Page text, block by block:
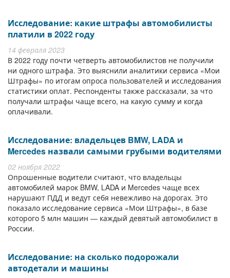
Исследование: какие штрафы автомобилисты
платили в 2022 году
14 февраля 2023
В 2022 году почти четверть автомобилистов не получили
ни одного штрафа. Это выяснили аналитики сервиса «Мои
Штрафы» по итогам опроса пользователей и исследования
статистики оплат. Респонденты также рассказали, за что
получали штрафы чаще всего, на какую сумму и когда
оплачивали.
Исследование: владельцев BMW, LADA и
Mercedes назвали самыми грубыми водителями
02 ноября 2022
Опрошенные водители считают, что владельцы
автомобилей марок BMW, LADA и Mercedes чаще всех
нарушают ПДД и ведут себя невежливо на дорогах. Это
показало исследование сервиса «Мои Штрафы», в базе
которого 5 млн машин — каждый девятый автомобилист в
России.
Исследование: на сколько подорожали
автодетали и машины